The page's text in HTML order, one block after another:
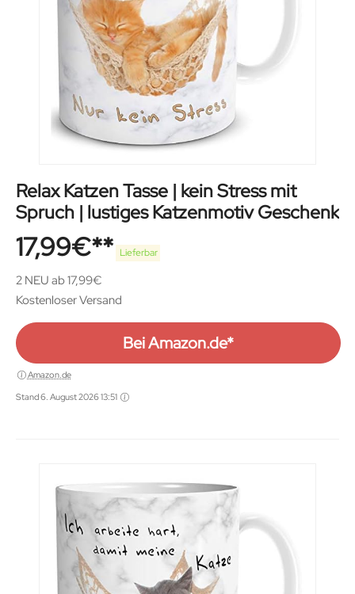
Relax Katzen Tasse | kein Stress mit
Spruch | lustiges Katzenmotiv Geschenk
17,99€ Lieferbar
2 NEU ab 17,99€
Kostenloser Versand
Bei Amazon.de*
Amazon.de
Stand 6. August 2026 13:51